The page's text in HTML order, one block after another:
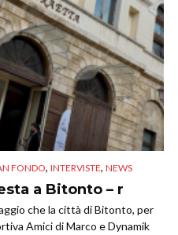
FONDO, INTERVISTE, NEWS
a Bitonto – r
che la città di Bitonto, per
Amici di Marco e Dynamik